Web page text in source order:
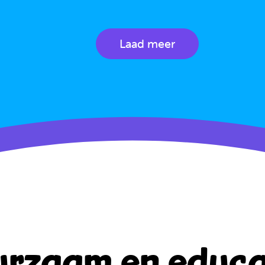
Laad meer